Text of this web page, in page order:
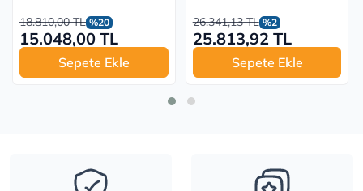
18.810,00 TL %20
15.048,00 TL
Sepete Ekle
26.341,13 TL %2
25.813,92 TL
Sepete Ekle